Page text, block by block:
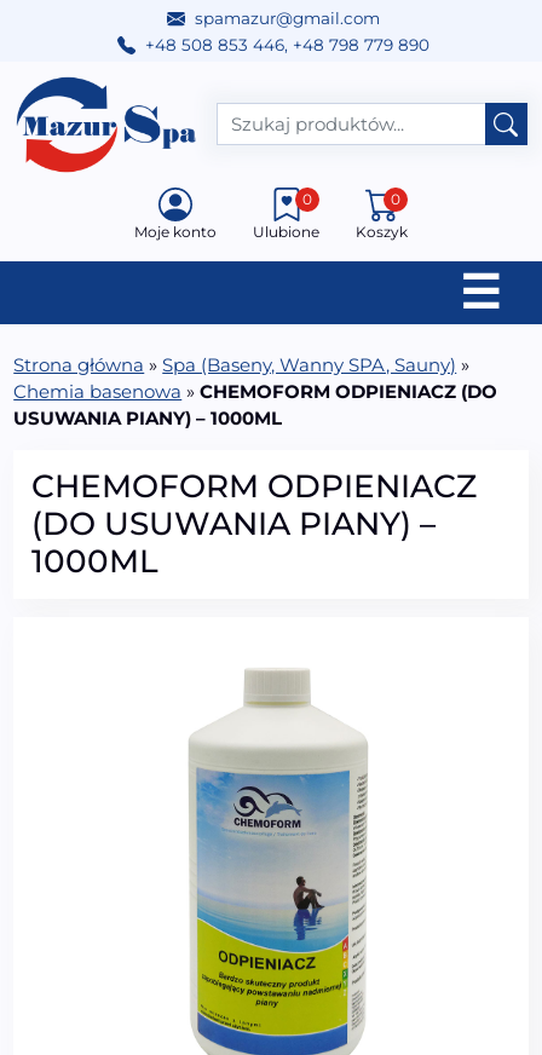
spamazur@gmail.com
+48 508 853 446, +48 798 779 890
Przejdź do treści
Main Navigation
Moje konto Ulubione
0
Koszyk
0
☰
Strona główna »Spa (Baseny, Wanny SPA, Sauny) »
Chemia basenowa »CHEMOFORM ODPIENIACZ (DO
USUWANIA PIANY) – 1000ML
CHEMOFORM ODPIENIACZ
(DO USUWANIA PIANY) –
1000ML